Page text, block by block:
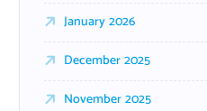
January 2026
December 2025
November 2025